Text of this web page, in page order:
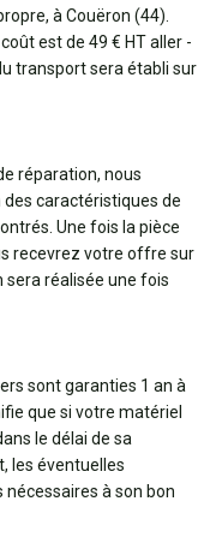
à Couëron (44).
est de 49 € HT aller -
transport sera établi sur
réparation, nous
caractéristiques de
Une fois la pièce
recevrez votre offre sur
sera réalisée une fois
sont garanties 1 an à
que si votre matériel
le délai de sa
les éventuelles
à son bon